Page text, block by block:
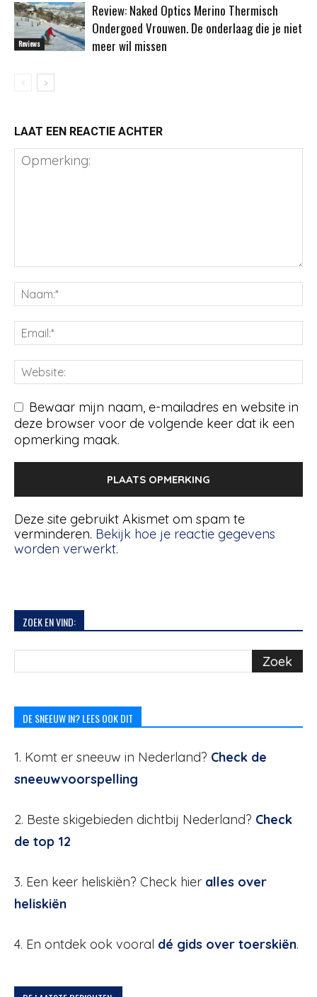
Reviews
Review: Naked Optics Merino Thermisch
Ondergoed Vrouwen. De onderlaag die je niet
meer wil missen
LAAT EEN REACTIE ACHTER
Bewaar mijn naam, e-mailadres en website in
deze browser voor de volgende keer dat ik een
opmerking maak.
Deze site gebruikt Akismet om spam te
verminderen. Bekijk hoe je reactie gegevens
worden verwerkt.
ZOEK EN VIND:
DE SNEEUW IN? LEES OOK DIT
1. Komt er sneeuw in Nederland? Check de
sneeuwvoorspelling
2. Beste skigebieden dichtbij Nederland? Check
de top 12
3. Een keer heliskiën? Check hier alles over
heliskiën
4. En ontdek ook vooral dé gids over toerskiën.